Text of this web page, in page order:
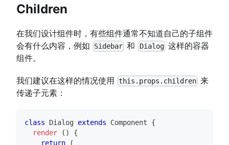
Children
在我们设计组件时，有些组件通常不知道自己的子组件
会有什么内容，例如
Sidebar 和 Dialog这样的容器
组件。
我们建议在这样的情况使用 this.props.children 来
传递子元素：
class Dialog extends Component
{
render
( )
{
return
(